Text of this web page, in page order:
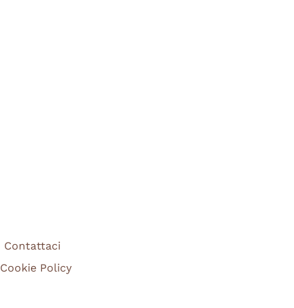
Contattaci
Cookie Policy